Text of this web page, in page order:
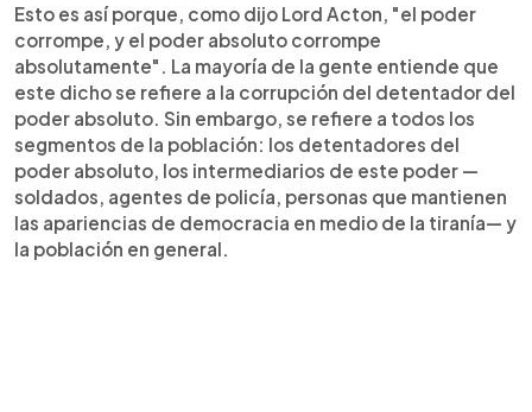
Esto es así porque, como dijo Lord Acton, "el poder
corrompe, y el poder absoluto corrompe
absolutamente". La mayoría de la gente entiende que
este dicho se refiere a la corrupción del detentador del
poder absoluto. Sin embargo, se refiere a todos los
segmentos de la población: los detentadores del
poder absoluto, los intermediarios de este poder —
soldados, agentes de policía, personas que mantienen
las apariencias de democracia en medio de la tiranía— y
la población en general.